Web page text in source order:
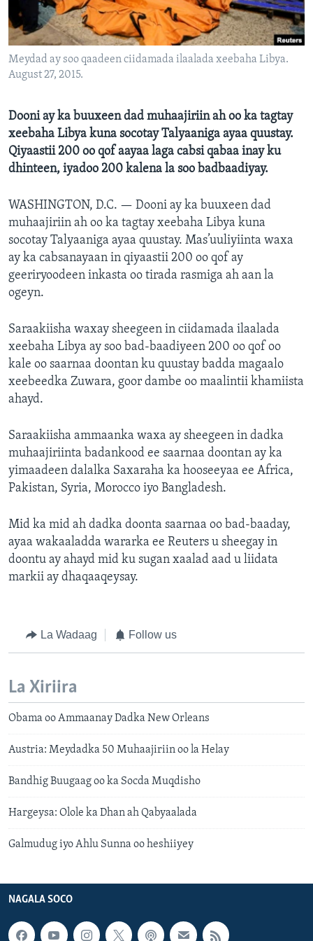
FAAQIDAADDA TODDOBAADKA
DHEXTAALKA TODDOBAADKA
Meydad ay soo qaadeen ciidamada ilaalada xeebaha Libya.
August 27, 2015.
Dooni ay ka buuxeen dad muhaajiriin ah oo ka tagtay
xeebaha Libya kuna socotay Talyaaniga ayaa quustay.
Qiyaastii 200 oo qof aayaa laga cabsi qabaa inay ku
dhinteen, iyadoo 200 kalena la soo badbaadiyay.
WASHINGTON, D.C. — Dooni ay ka buuxeen dad
muhaajiriin ah oo ka tagtay xeebaha Libya kuna
socotay Talyaaniga ayaa quustay. Mas’uuliyiinta waxa
ay ka cabsanayaan in qiyaastii 200 oo qof ay
geeriryoodeen inkasta oo tirada rasmiga ah aan la
ogeyn.
Saraakiisha waxay sheegeen in ciidamada ilaalada
xeebaha Libya ay soo bad-baadiyeen 200 oo qof oo
kale oo saarnaa doontan ku quustay badda magaalo
xeebeedka Zuwara, goor dambe oo maalintii khamiista
ahayd.
Saraakiisha ammaanka waxa ay sheegeen in dadka
muhaajiriinta badankood ee saarnaa doontan ay ka
yimaadeen dalalka Saxaraha ka hooseeyaa ee Africa,
Pakistan, Syria, Morocco iyo Bangladesh.
Mid ka mid ah dadka doonta saarnaa oo bad-baaday,
ayaa wakaaladda wararka ee Reuters u sheegay in
doontu ay ahayd mid ku sugan xaalad aad u liidata
markii ay dhaqaaqeysay.
La Wadaag Follow us
La Xiriira
Obama oo Ammaanay Dadka New Orleans
Austria: Meydadka 50 Muhaajiriin oo la Helay
Bandhig Buugaag oo ka Socda Muqdisho
Hargeysa: Olole ka Dhan ah Qabyaalada
Galmudug iyo Ahlu Sunna oo heshiiyey
NAGALA SOCO